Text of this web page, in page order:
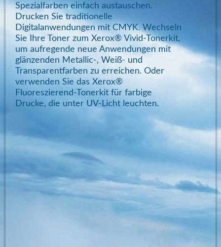
Spezialfarben einfach austauschen.
Drucken Sie traditionelle
Digitalanwendungen mit CMYK. Wechseln
Sie Ihre Toner zum Xerox® Vivid-Tonerkit,
um aufregende neue Anwendungen mit
glänzenden Metallic-, Weiß- und
Transparentfarben zu erreichen. Oder
verwenden Sie das Xerox®
Fluoreszierend-Tonerkit für farbige
Drucke, die unter UV-Licht leuchten.